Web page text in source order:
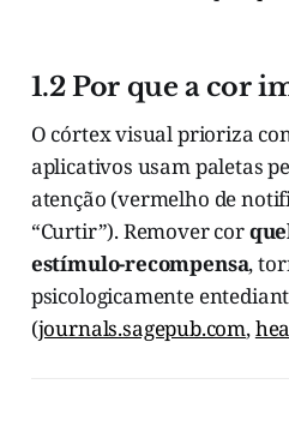
1.2 Por que a cor
O córtex visual prioriza
aplicativos usam paletas
atenção (vermelho de
“Curtir”). Remover cor
estímulo-recompensa,
psicologicamente
(journals.sagepub.com,